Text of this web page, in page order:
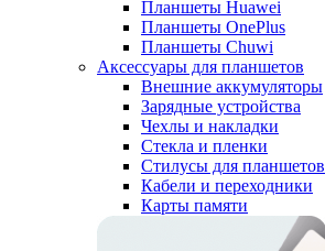
Планшеты Huawei
Планшеты OnePlus
Планшеты Chuwi
Аксессуары для планшетов
Внешние аккумуляторы
Зарядные устройства
Чехлы и накладки
Стекла и пленки
Стилусы для планшетов
Кабели и переходники
Карты памяти